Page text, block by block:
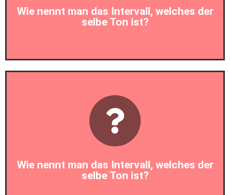
Wie nennt man das Intervall, welches der
selbe Ton ist?
Wie nennt man das Intervall, welches der
selbe Ton ist?
Prim